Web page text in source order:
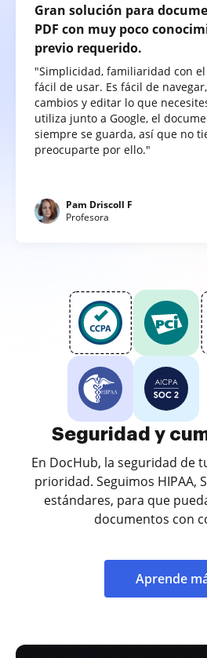
Gran solución para
PDF con muy poco
previo requerido.
"Simplicidad, familiaridad con
fácil de usar. Es fácil de
cambios y editar lo que
utiliza junto a Google, el
siempre se guarda, así que no
preocuparte por ello."
Pam Driscoll F
Profesora
Seguridad y
En DocHub, la seguridad de
prioridad. Seguimos HIPAA,
estándares, para que
documentos con
Aprende